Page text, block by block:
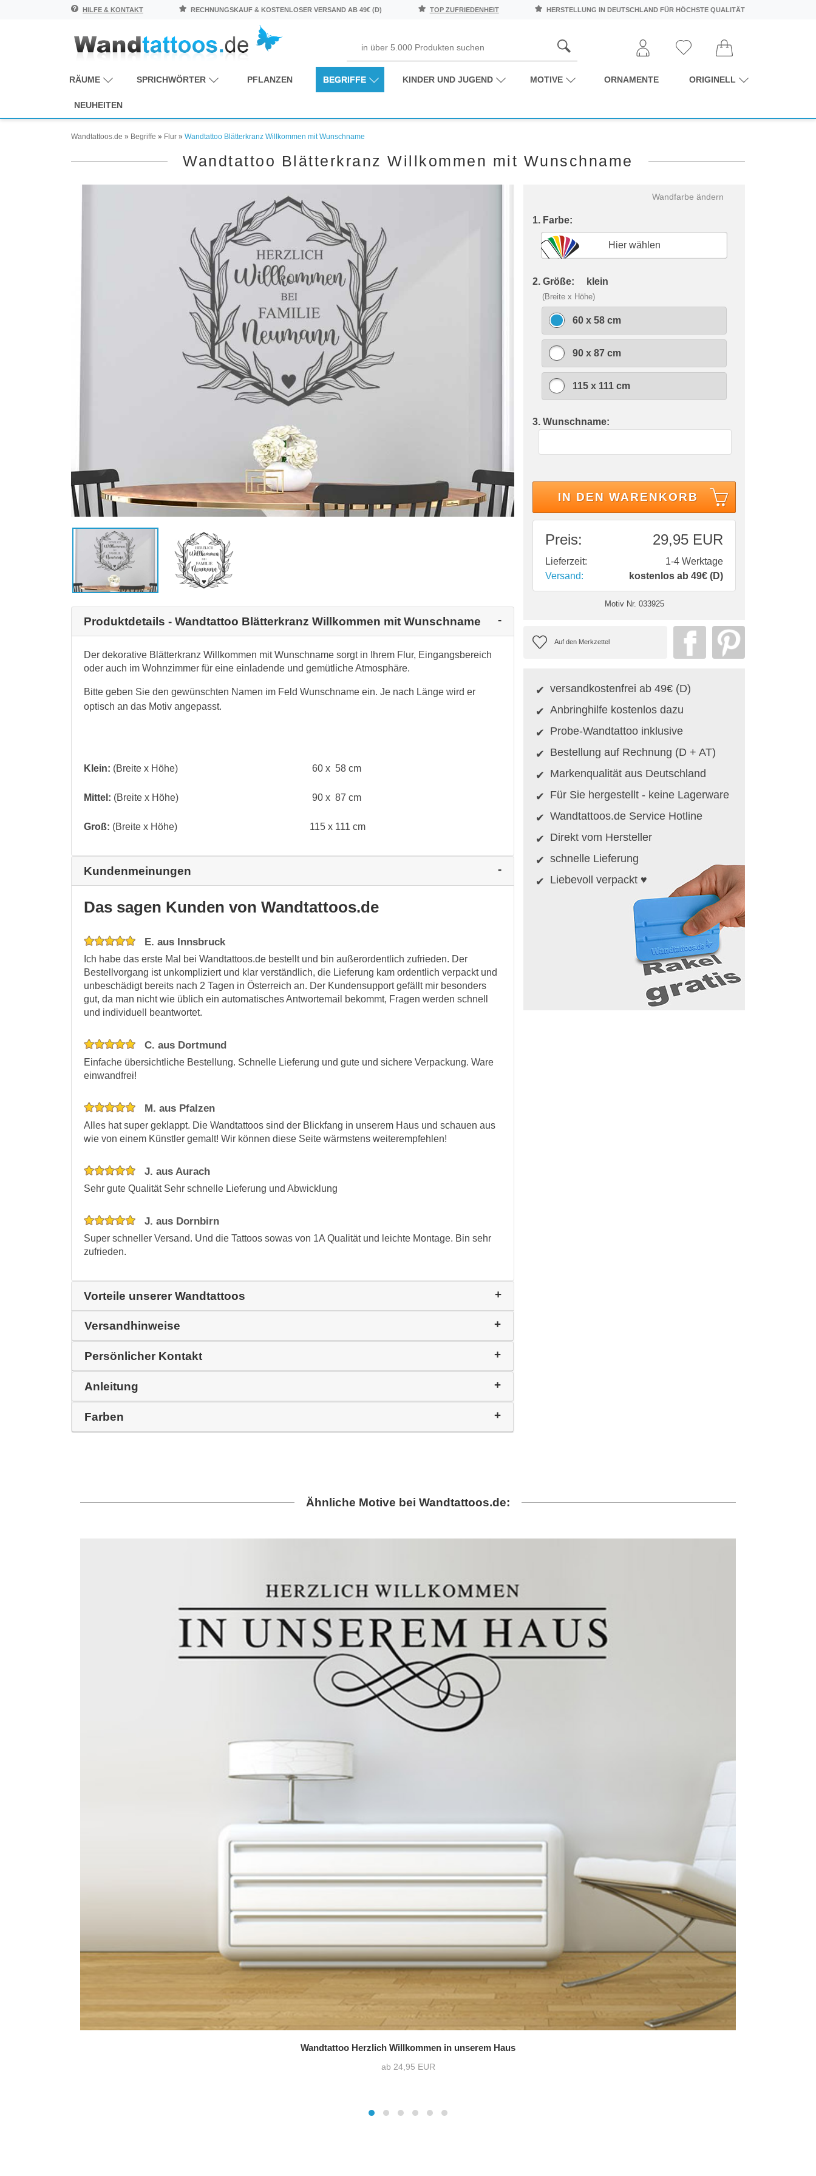
HILFE & KONTAKT RECHNUNGSKAUF & KOSTENLOSER VERSAND AB 49€ (D) TOP ZUFRIEDENHEIT HERSTELLUNG IN DEUTSCHLAND FÜR HÖCHSTE QUALITÄT
RÄUME SPRICHWÖRTER PFLANZEN BEGRIFFE KINDER UND JUGEND MOTIVE ORNAMENTE ORIGINELL
NEUHEITEN
Wandtattoos.de » Begriffe » Flur » Wandtattoo Blätterkranz Willkommen mit Wunschname
Wandtattoo Blätterkranz Willkommen mit Wunschname
Produktdetails - Wandtattoo Blätterkranz Willkommen mit Wunschname
Der dekorative Blätterkranz Willkommen mit Wunschname sorgt in Ihrem Flur, Eingangsbereich
oder auch im Wohnzimmer für eine einladende und gemütliche Atmosphäre.
Bitte geben Sie den gewünschten Namen im Feld Wunschname ein. Je nach Länge wird er
optisch an das Motiv angepasst.
Klein: (Breite x Höhe) 60 x 58 cm
Mittel: (Breite x Höhe) 90 x 87 cm
Groß: (Breite x Höhe) 115 x 111 cm
Kundenmeinungen
Das sagen Kunden von Wandtattoos.de
E. aus Innsbruck
Ich habe das erste Mal bei Wandtattoos.de bestellt und bin außerordentlich zufrieden. Der
Bestellvorgang ist unkompliziert und klar verständlich, die Lieferung kam ordentlich verpackt und
unbeschädigt bereits nach 2 Tagen in Österreich an. Der Kundensupport gefällt mir besonders
gut, da man nicht wie üblich ein automatisches Antwortemail bekommt, Fragen werden schnell
und individuell beantwortet.
C. aus Dortmund
Einfache übersichtliche Bestellung. Schnelle Lieferung und gute und sichere Verpackung. Ware
einwandfrei!
M. aus Pfalzen
Alles hat super geklappt. Die Wandtattoos sind der Blickfang in unserem Haus und schauen aus
wie von einem Künstler gemalt! Wir können diese Seite wärmstens weiterempfehlen!
J. aus Aurach
Sehr gute Qualität Sehr schnelle Lieferung und Abwicklung
J. aus Dornbirn
Super schneller Versand. Und die Tattoos sowas von 1A Qualität und leichte Montage. Bin sehr
zufrieden.
Vorteile unserer Wandtattoos
Versandhinweise
Persönlicher Kontakt
Anleitung
Farben
Wandfarbe ändern
1. Farbe:
Hier wählen
2. Größe: klein
(Breite x Höhe)
60 x 58 cm
90 x 87 cm
115 x 111 cm
3. Wunschname:
IN DEN WARENKORB
Preis: 29,95 EUR
Lieferzeit:
1-4 Werktage
Versand:
kostenlos ab 49€ (D)
Motiv Nr. 033925
versandkostenfrei ab 49€ (D)
Anbringhilfe kostenlos dazu
Probe-Wandtattoo inklusive
Bestellung auf Rechnung (D + AT)
Markenqualität aus Deutschland
Für Sie hergestellt - keine Lagerware
Wandtattoos.de Service Hotline
Direkt vom Hersteller
schnelle Lieferung
Liebevoll verpackt ♥
Ähnliche Motive bei Wandtattoos.de:
Wandtattoo Herzlich Willkommen in unserem Haus
ab 24,95 EUR